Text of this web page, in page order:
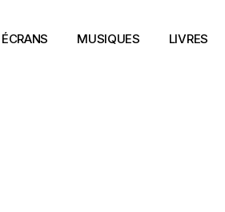
ÉCRANS MUSIQUES LIVRES